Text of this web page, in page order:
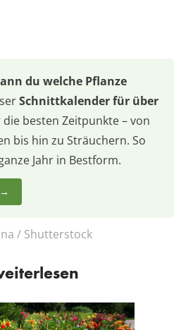
du welche Pflanze
Schnittkalender für über
besten Zeitpunkte – von
bis hin zu Sträuchern. So
Jahr in Bestform.
/ Shutterstock